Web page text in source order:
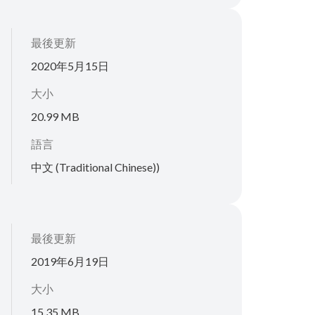
最後更新
2020年5月15日
大小
20.99 MB
語言
中文 (Traditional Chinese))
最後更新
2019年6月19日
大小
15.35 MB